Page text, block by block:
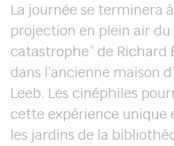
La journée se terminera
projection en plein air du
catastrophe” de Richard
dans l’ancienne maison
Leeb. Les cinéphiles
cette expérience unique
les jardins de la